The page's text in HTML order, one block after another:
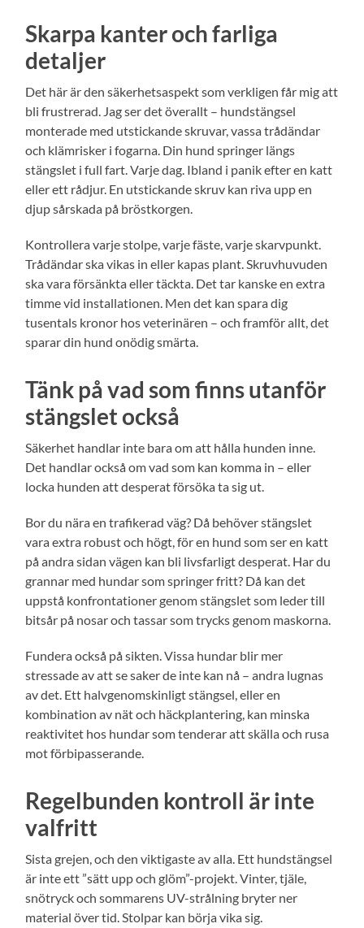
Skarpa kanter och farliga
detaljer
Det här är den säkerhetsaspekt som verkligen får mig att
bli frustrerad. Jag ser det överallt – hundstängsel
monterade med utstickande skruvar, vassa trådändar
och klämrisker i fogarna. Din hund springer längs
stängslet i full fart. Varje dag. Ibland i panik efter en katt
eller ett rådjur. En utstickande skruv kan riva upp en
djup sårskada på bröstkorgen.
Kontrollera varje stolpe, varje fäste, varje skarvpunkt.
Trådändar ska vikas in eller kapas plant. Skruvhuvuden
ska vara försänkta eller täckta. Det tar kanske en extra
timme vid installationen. Men det kan spara dig
tusentals kronor hos veterinären – och framför allt, det
sparar din hund onödig smärta.
Tänk på vad som finns utanför
stängslet också
Säkerhet handlar inte bara om att hålla hunden inne.
Det handlar också om vad som kan komma in – eller
locka hunden att desperat försöka ta sig ut.
Bor du nära en trafikerad väg? Då behöver stängslet
vara extra robust och högt, för en hund som ser en katt
på andra sidan vägen kan bli livsfarligt desperat. Har du
grannar med hundar som springer fritt? Då kan det
uppstå konfrontationer genom stängslet som leder till
bitsår på nosar och tassar som trycks genom maskorna.
Fundera också på sikten. Vissa hundar blir mer
stressade av att se saker de inte kan nå – andra lugnas
av det. Ett halvgenomskinligt stängsel, eller en
kombination av nät och häckplantering, kan minska
reaktivitet hos hundar som tenderar att skälla och rusa
mot förbipasserande.
Regelbunden kontroll är inte
valfritt
Sista grejen, och den viktigaste av alla. Ett hundstängsel
är inte ett ”sätt upp och glöm”-projekt. Vinter, tjäle,
snötryck och sommarens UV-strålning bryter ner
material över tid. Stolpar kan börja vika sig.